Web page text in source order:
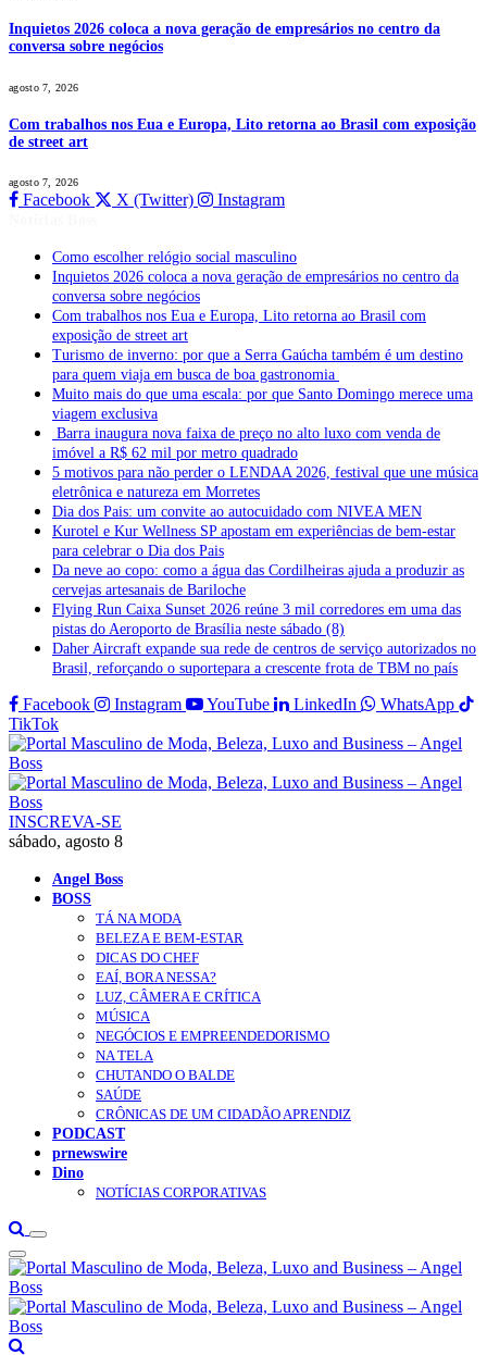
Inquietos 2026 coloca a nova geração de empresários no centro da
conversa sobre negócios
agosto 7, 2026
Com trabalhos nos Eua e Europa, Lito retorna ao Brasil com exposição
de street art
agosto 7, 2026
Facebook X (Twitter) Instagram
Como escolher relógio social masculino
Inquietos 2026 coloca a nova geração de empresários no centro da
conversa sobre negócios
Com trabalhos nos Eua e Europa, Lito retorna ao Brasil com
exposição de street art
Turismo de inverno: por que a Serra Gaúcha também é um destino
para quem viaja em busca de boa gastronomia
Muito mais do que uma escala: por que Santo Domingo merece uma
viagem exclusiva
Barra inaugura nova faixa de preço no alto luxo com venda de
imóvel a R$ 62 mil por metro quadrado
5 motivos para não perder o LENDAA 2026, festival que une música
eletrônica e natureza em Morretes
Dia dos Pais: um convite ao autocuidado com NIVEA MEN
Kurotel e Kur Wellness SP apostam em experiências de bem-estar
para celebrar o Dia dos Pais
Da neve ao copo: como a água das Cordilheiras ajuda a produzir as
cervejas artesanais de Bariloche
Flying Run Caixa Sunset 2026 reúne 3 mil corredores em uma das
pistas do Aeroporto de Brasília neste sábado (8)
Daher Aircraft expande sua rede de centros de serviço autorizados no
Brasil, reforçando o suportepara a crescente frota de TBM no país
Facebook Instagram YouTube LinkedIn
WhatsApp
TikTok
INSCREVA-SE
sábado, agosto 8
Angel Boss
BOSS
TÁ NA MODA
BELEZA E BEM-ESTAR
DICAS DO CHEF
EAÍ, BORA NESSA?
LUZ, CÂMERA E CRÍTICA
MÚSICA
NEGÓCIOS E EMPREENDEDORISMO
NA TELA
CHUTANDO O BALDE
SAÚDE
CRÔNICAS DE UM CIDADÃO APRENDIZ
PODCAST
prnewswire
Dino
NOTÍCIAS CORPORATIVAS